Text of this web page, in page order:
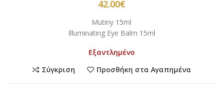
42.00€
Mutiny 15ml
Illuminating Eye Balm 15ml
Εξαντλημένο
Σύγκριση
Προσθήκη στα Αγαπημένα